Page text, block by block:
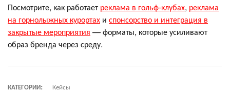
Посмотрите, как работает реклама в гольф-клубах, реклама
на горнолыжных курортах и спонсорство и интеграция в
закрытые мероприятия — форматы, которые усиливают
образ бренда через среду.
КАТЕГОРИИ:
Кейсы